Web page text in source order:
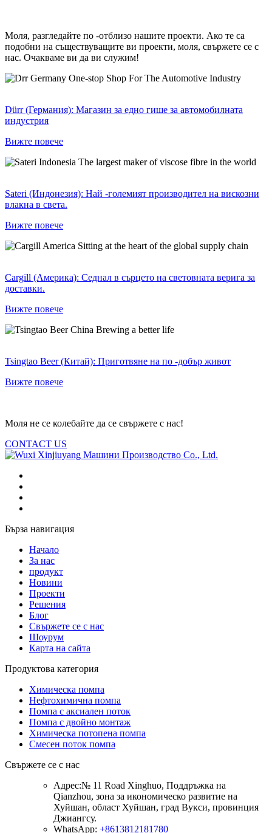
Моля, разгледайте по -отблизо нашите проекти. Ако те са
подобни на съществуващите ви проекти, моля, свържете се с
нас. Очакваме ви да ви служим!
Dürr (Германия): Магазин за едно гише за автомобилната
индустрия
Вижте повече
Sateri (Индонезия): Най -големият производител на вискозни
влакна в света.
Вижте повече
Cargill (Америка): Седнал в сърцето на световната верига за
доставки.
Вижте повече
Tsingtao Beer (Китай): Приготвяне на по -добър живот
Вижте повече
Моля не се колебайте да се свържете с нас!
CONTACT US
Бърза навигация
Начало
За нас
продукт
Новини
Проекти
Решения
Блог
Свържете се с нас
Шоурум
Карта на сайта
Продуктова категория
Химическа помпа
Нефтохимична помпа
Помпа с аксиален поток
Помпа с двойно монтаж
Химическа потопена помпа
Смесен поток помпа
Свържете се с нас
Адрес:№ 11 Road Xinghuo, Поддръжка на
Qianzhou, зона за икономическо развитие на
Хуйшан, област Хуйшан, град Вукси, провинция
Джиангсу.
WhatsApp: +8613812181780